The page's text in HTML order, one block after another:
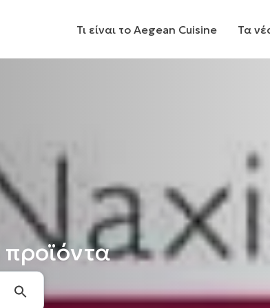
Τι είναι το Aegean Cuisine Τα